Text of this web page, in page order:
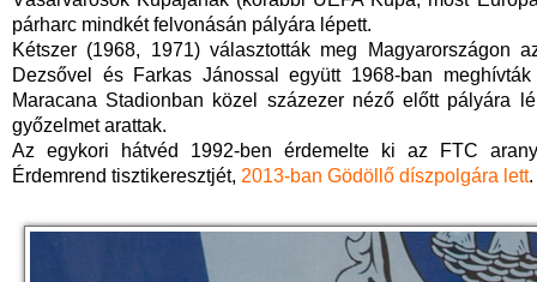
párharc mindkét felvonásán pályára lépett.
Kétszer (1968, 1971) választották meg Magyarországon
Dezsővel és Farkas Jánossal együtt 1968-ban
Maracana Stadionban közel százezer néző előtt pályára
győzelmet arattak.
Az egykori hátvéd 1992-ben érdemelte ki az FTC
Érdemrend tisztikeresztjét, 2013-ban Gödöllő díszpolgára lett.